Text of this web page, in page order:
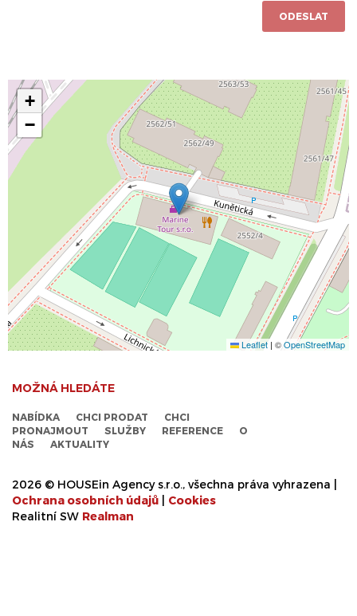
ODESLAT
+
−
Leaflet | ©OpenStreetMap
MOŽNÁ HLEDÁTE
NABÍDKA CHCI PRODAT
CHCI
PRONAJMOUT
SLUŽBY REFERENCE
O
NÁS
AKTUALITY
2026 © HOUSEin Agency s.r.o., všechna práva vyhrazena |
Ochrana osobních údajů
Cookies
Realitní SW Realman